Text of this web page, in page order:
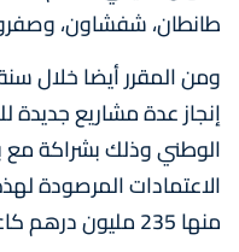
طانطان، شفشاون،
إنجاز عدة مشاريع جديدة
الوطني وذلك بشراكة مع
منها 235 مليون درهم كاعتمادات أداء.